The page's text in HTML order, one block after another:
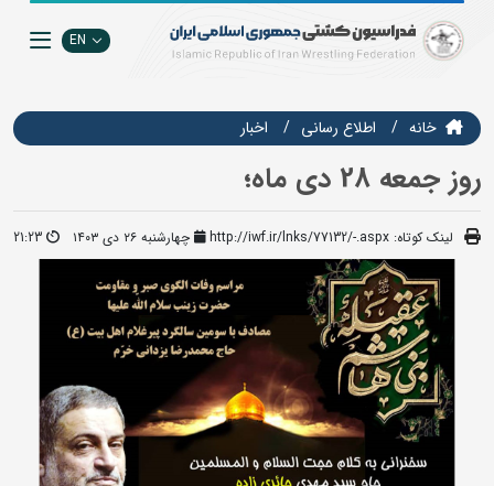
EN
خانه اطلاع رسانی اخبار
روز جمعه 28 دی ماه؛
لینک کوتاه: http://iwf.ir/lnks/77132/-.aspx چهارشنبه ۲۶ دی ۱۴۰۳ 21:23